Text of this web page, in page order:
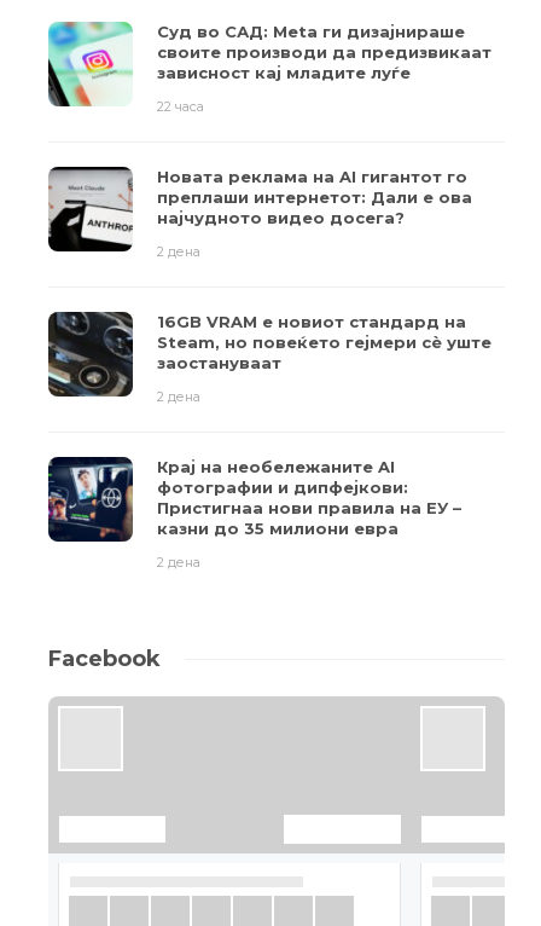
Суд во САД: Meta ги дизајнираше
своите производи да предизвикаат
зависност кај младите луѓе
22 часа
Новата реклама на AI гигантот го
преплаши интернетот: Дали е ова
најчудното видео досега?
2 дена
16GB VRAM е новиот стандард на
Steam, но повеќето гејмери ​​сè уште
заостануваат
2 дена
Крај на необележаните AI
фотографии и дипфејкови:
Пристигнаа нови правила на ЕУ –
казни до 35 милиони евра
2 дена
Facebook